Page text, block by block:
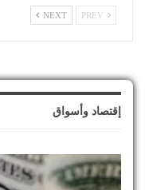
NEXT
إقتصاد وأسواق